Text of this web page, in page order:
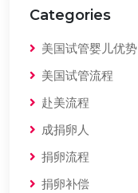
Categories
美国试管婴儿优势
美国试管流程
赴美流程
成捐卵人
捐卵流程
捐卵补偿